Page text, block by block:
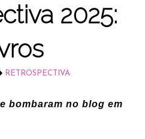
2025:
RETROSPECTIVA
bombaram no blog em